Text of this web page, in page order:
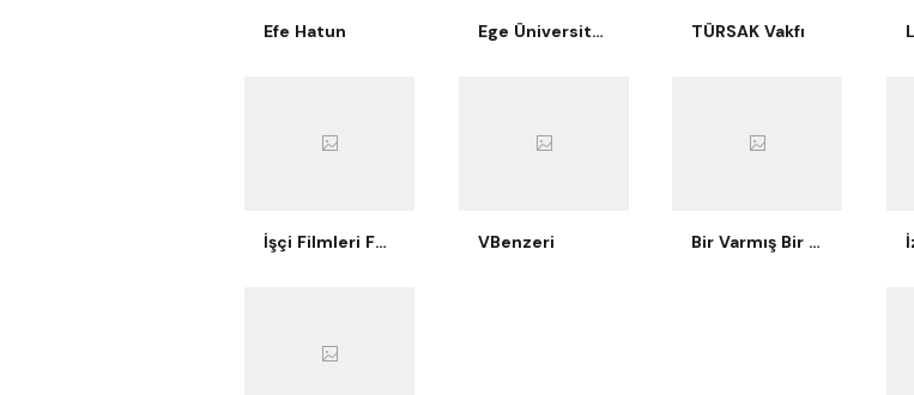
Efe Hatun Ege Üniversitesi İşletme Kulübü TÜRSAK Vakfı
İşçi Filmleri Festivali VBenzeri Bir Varmış Bir Yokmuş Tiyatro